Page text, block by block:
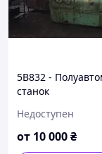
5В832 -
станок
цилиндрических
Недоступен
от 10 000₴